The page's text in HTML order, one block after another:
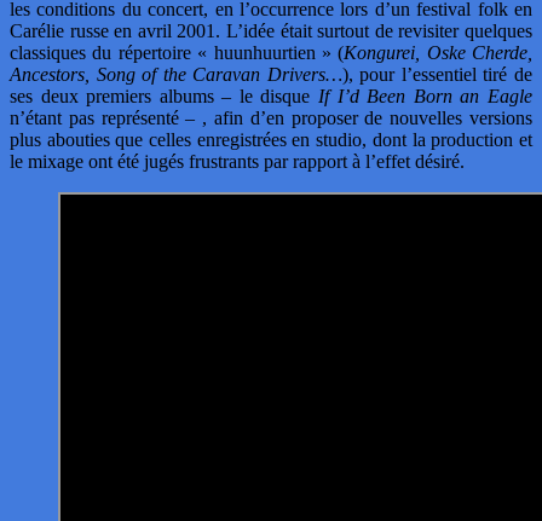
les conditions du concert, en l’occurrence lors d’un festival folk en
Carélie russe en avril 2001. L’idée était surtout de revisiter quelques
classiques du répertoire « huunhuurtien » (Kongurei, Oske Cherde,
Ancestors, Song of the Caravan Drivers…), pour l’essentiel tiré de
ses deux premiers albums – le disque If I’d Been Born an Eagle
n’étant pas représenté – , afin d’en proposer de nouvelles versions
plus abouties que celles enregistrées en studio, dont la production et
le mixage ont été jugés frustrants par rapport à l’effet désiré.